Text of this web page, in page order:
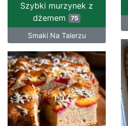
Szybki murzynek z
dżemem
75
Smaki Na Talerzu